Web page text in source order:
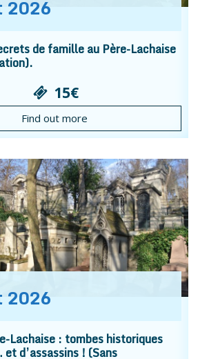
2026
de famille au Père-Lachaise
15€
Find out more
2026
Lachaise : tombes historiques
et d’assassins ! (Sans